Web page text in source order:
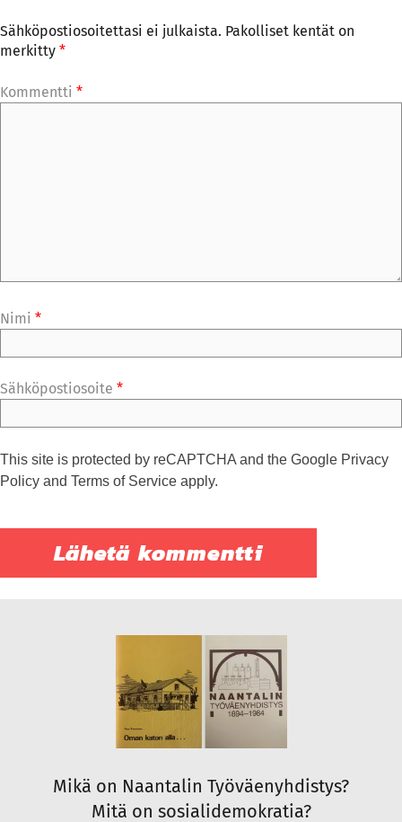
Sähköpostiosoitettasi ei julkaista. Pakolliset kentät on
merkitty *
Kommentti *
Nimi *
Sähköpostiosoite *
This site is protected by reCAPTCHA and the Google Privacy
Policy and Terms of Service apply.
Mikä on Naantalin Työväenyhdistys?
Mitä on sosialidemokratia?